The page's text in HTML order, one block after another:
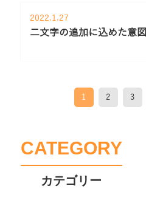
2022.1.27
二文字の追加に込めた意図
1 2 3
CATEGORY